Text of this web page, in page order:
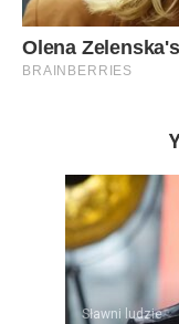
Sławni ludzie